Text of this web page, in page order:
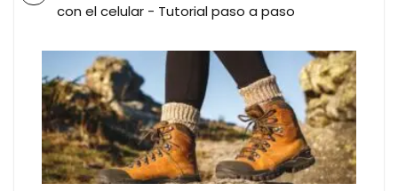
con el celular - Tutorial paso a paso